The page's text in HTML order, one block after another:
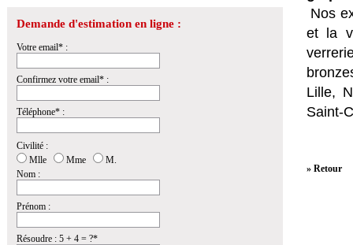
Demande d'estimation en ligne :
Votre email* :
Confirmez votre email* :
Téléphone* :
Civilité :
Mlle
Mme
M.
Nom :
Prénom :
Résoudre : 5 + 4 = ?*
Nos
et la
Lille,
Saint-
» Retour